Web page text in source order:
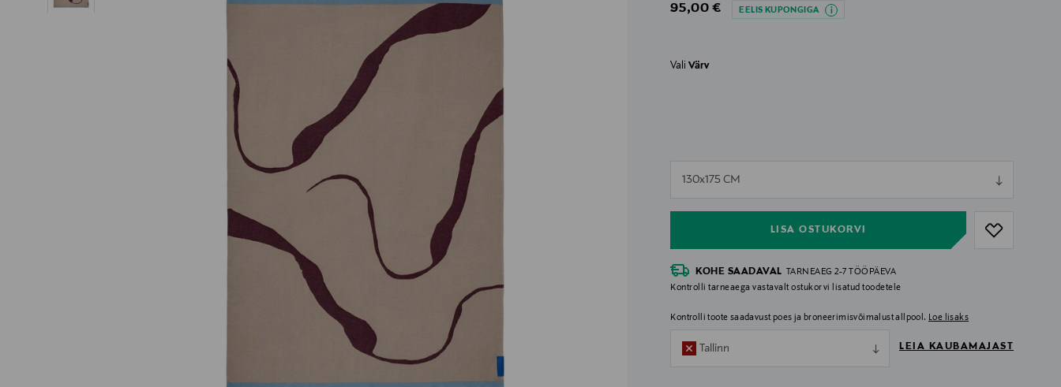
Original Price
95,00 € EELIS KUPONGIGA
ValiVärv
130x175 CM
LISA OSTUKORVI
null
KOHE SAADAVAL
TARNEAEG 2-7 TÖÖPÄEVA
Kontrolli tarneaega vastavalt ostukorvi lisatud toodetele
Kontrolli toote saadavust poes ja broneerimisvõimalust allpool. Loe lisaks
Tallinn LEIA KAUBAMAJAST